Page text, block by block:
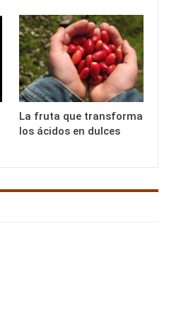
La fruta que transforma
los ácidos en dulces